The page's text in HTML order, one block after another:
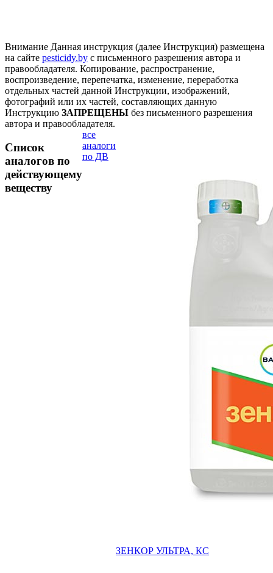
Внимание Данная инструкция (далее Инструкция) размещена
на сайте pesticidy.by с письменного разрешения автора и
правообладателя. Копирование, распространение,
воспроизведение, перепечатка, изменение, переработка
отдельных частей данной Инструкции, изображений,
фотографий или их частей, составляющих данную
Инструкцию ЗАПРЕЩЕНЫ без письменного разрешения
автора и правообладателя.
Список
аналогов по
действующему
веществу
все
аналоги
по ДВ
ЗЕНКОР УЛЬТРА, КС